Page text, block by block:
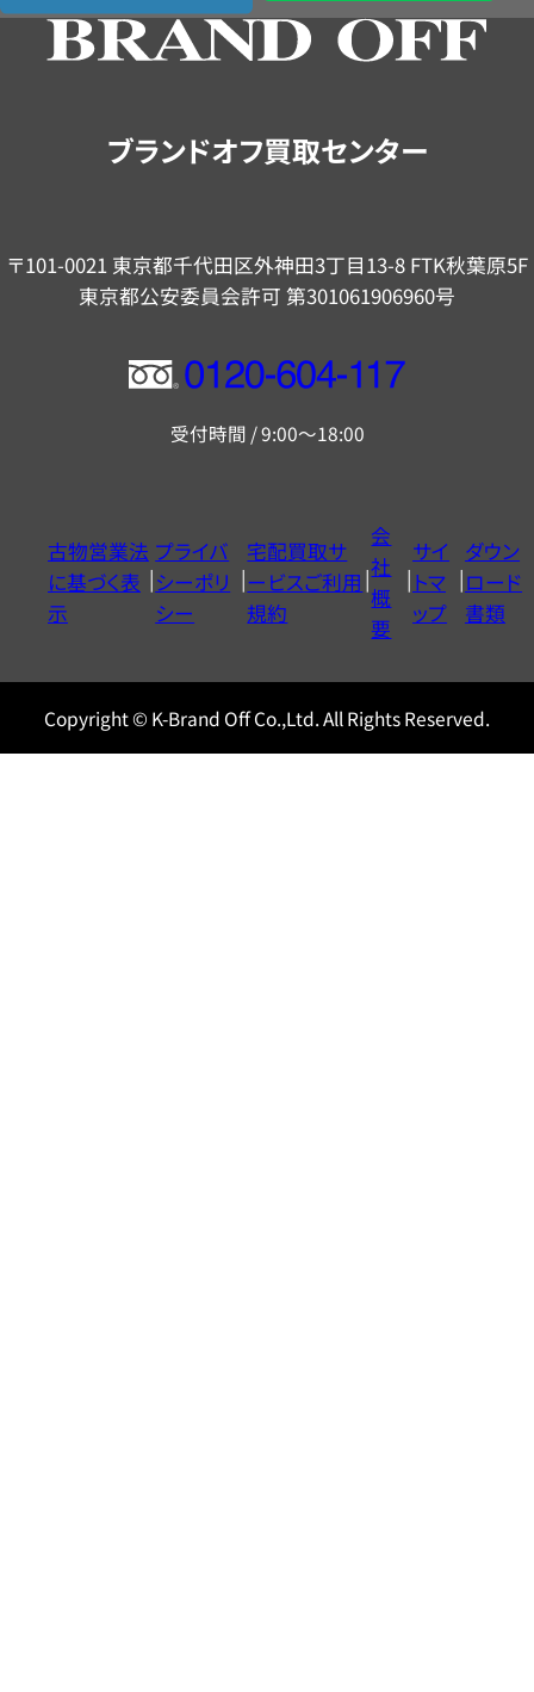
の
ブランドオフ買取センター
〒101-0021 東京都千代田区外神田3丁目13-8 FTK秋葉原5F
東京都公安委員会許可 第301061906960号
フ
ー
ヤ
ル
0120604117
受付時間 / 9:00～18:00
古物営業法
に基づく表
示
プライバ
シーポリ
シー
宅配買取サ
ービスご利用
規約
会
社
概
要
サイ
トマ
ップ
ダウン
ロード
書類
Copyright © K-Brand Off Co.,Ltd. All Rights Reserved.